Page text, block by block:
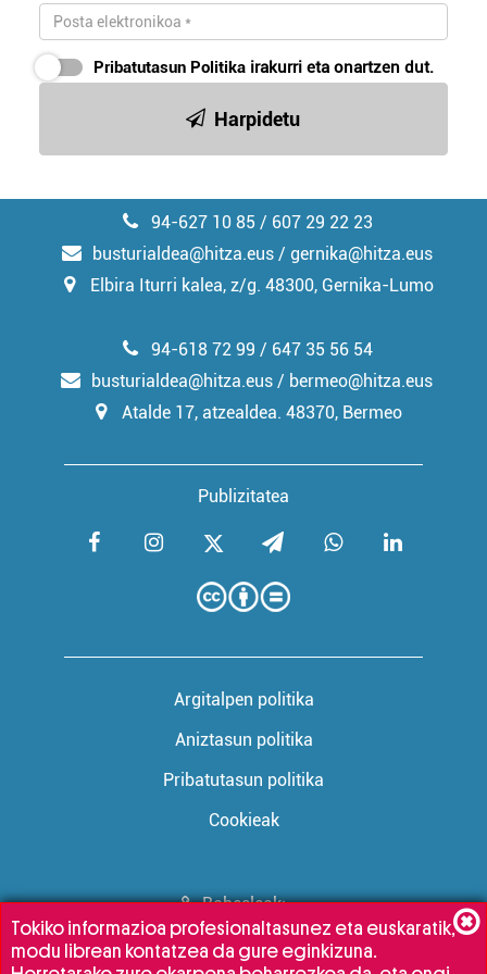
Pribatutasun Politika irakurri eta onartzen dut.
Harpidetu
94-627 10 85 / 607 29 22 23
busturialdea@hitza.eus / gernika@hitza.eus
Elbira Iturri kalea, z/g. 48300, Gernika-Lumo
Publizitatea
94-618 72 99 / 647 35 56 54
busturialdea@hitza.eus / bermeo@hitza.eus
Atalde 17, atzealdea. 48370, Bermeo
Argitalpen politika
Aniztasun politika
Pribatutasun politika
Cookieak
Babesleak:
Tokiko informazioa profesionaltasunez eta euskaratik,
modu librean kontatzea da gure eginkizuna.